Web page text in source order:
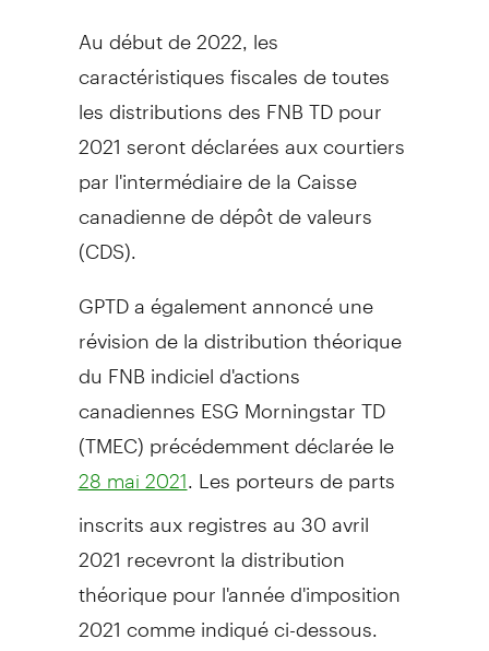
Au début de 2022, les
caractéristiques fiscales de toutes
les distributions des FNB TD pour
2021 seront déclarées aux courtiers
par l'intermédiaire de la Caisse
canadienne de dépôt de valeurs
(CDS).
GPTD a également annoncé une
révision de la distribution théorique
du FNB indiciel d'actions
canadiennes ESG Morningstar TD
(TMEC) précédemment déclarée le
28 mai 2021 . Les porteurs de parts
inscrits aux registres au 30 avril
2021 recevront la distribution
théorique pour l'année d'imposition
2021 comme indiqué ci-dessous.